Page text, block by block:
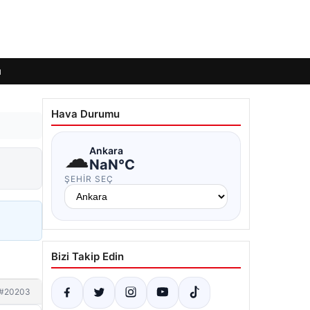
Hava Durumu
☁Ankara
NaN°C
ŞEHIR SEÇ
Bizi Takip Edin